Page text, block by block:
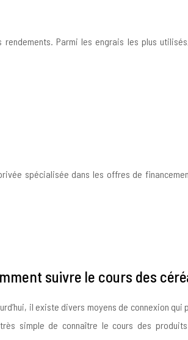
Parmi les engrais les plus
spécialisée dans les offres de
suivre le cours des
il existe divers moyens de connexion
simple de connaître le cours des